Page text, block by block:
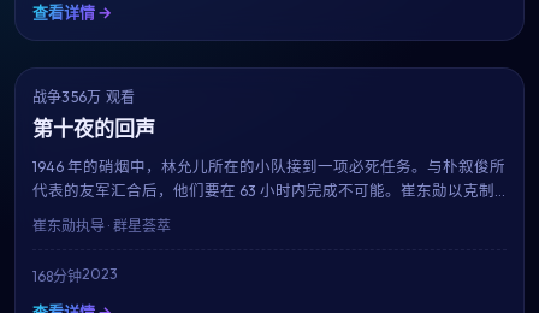
查看详情 →
趋势
战争356万 观看
第十夜的回声
1946 年的硝烟中，林允儿所在的小队接到一项必死任务。与朴叙俊所
代表的友军汇合后，他们要在 63 小时内完成不可能。崔东勋以克制
的笔触，呈现了战争中最微小却最珍贵的人性微光。
崔东勋执导 · 群星荟萃
168分钟2023